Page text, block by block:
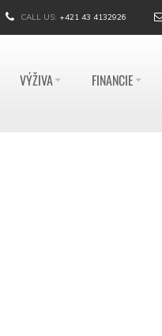
CALL US: +421 43 4132926
VÝŽIVA FINANCIE